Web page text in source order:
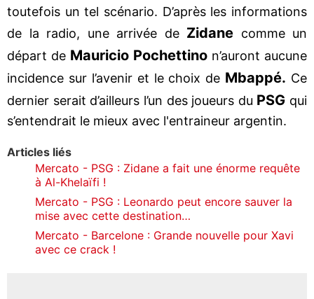
toutefois un tel scénario. D’après les informations
de la radio, une arrivée de Zidane comme un
départ de Mauricio Pochettino n’auront aucune
incidence sur l’avenir et le choix de Mbappé. Ce
dernier serait d’ailleurs l’un des joueurs du PSG qui
s’entendrait le mieux avec l'entraineur argentin.
Articles liés
Mercato - PSG : Zidane a fait une énorme requête
à Al-Khelaïfi !
Mercato - PSG : Leonardo peut encore sauver la
mise avec cette destination…
Mercato - Barcelone : Grande nouvelle pour Xavi
avec ce crack !